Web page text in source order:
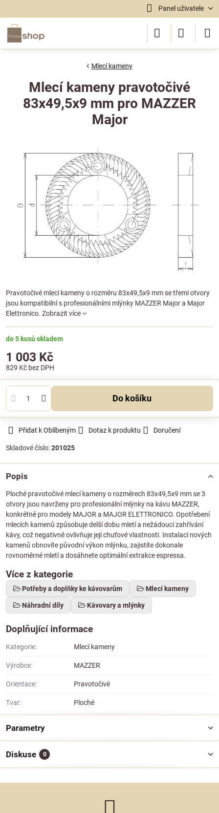
Panel uživatele
Mlecí kameny
Mlecí kameny pravotočivé
83x49,5x9 mm pro MAZZER
Major
Pravotočivé mlecí kameny o rozměru 83x49,5x9 mm se třemi otvory
jsou kompatibilní s profesionálními mlýnky MAZZER Major a Major
Elettronico. Zobrazit více
do 5 kusů skladem
1 003 Kč
829 Kč bez DPH
Do košíku
Přidat k Oblíbeným Dotaz k produktu Doručení
Skladové číslo:201025
Popis
Ploché pravotočivé mlecí kameny o rozměrech 83x49,5x9 mm se 3
otvory jsou navrženy pro profesionální mlýnky na kávu MAZZER,
konkrétně pro modely MAJOR a MAJOR ELETTRONICO. Opotřebení
mlecích kamenů způsobuje delší dobu mletí a nežádoucí zahřívání
kávy, což negativně ovlivňuje její chuťové vlastnosti. Instalací nových
kamenů obnovíte původní výkon mlýnku, zajistíte dokonale
rovnoměrné mletí a dosáhnete optimální extrakce espressa.
Více z kategorie
Potřeby a doplňky ke kávovarům Mlecí kameny
Náhradní díly Kávovary a mlýnky
Doplňující informace
Kategorie: Mlecí kameny
Výrobce: MAZZER
Orientace: Pravotočivé
Tvar: Ploché
Parametry
Diskuse 0